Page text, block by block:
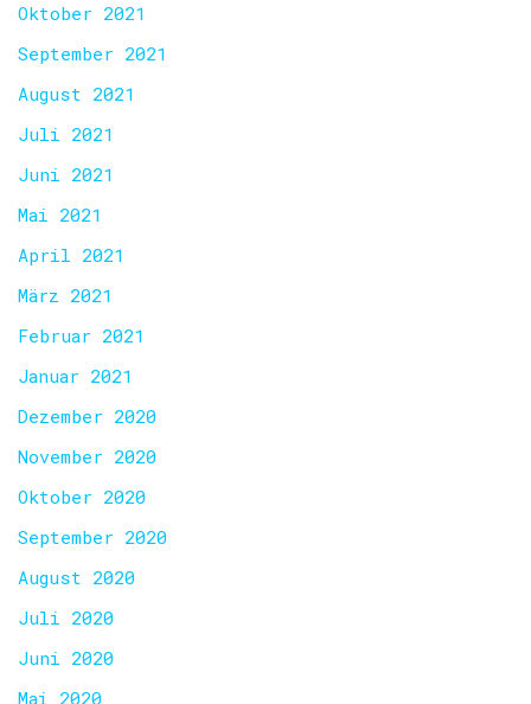
Oktober 2021
September 2021
August 2021
Juli 2021
Juni 2021
Mai 2021
April 2021
März 2021
Februar 2021
Januar 2021
Dezember 2020
November 2020
Oktober 2020
September 2020
August 2020
Juli 2020
Juni 2020
Mai 2020